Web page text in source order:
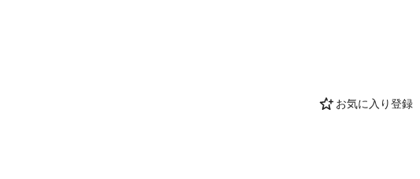
お気に入り登録